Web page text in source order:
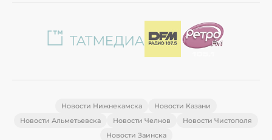
Новости Нижнекамска
Новости Казани
Новости Альметьевска
Новости Челнов
Новости Чистополя
Новости Заинска